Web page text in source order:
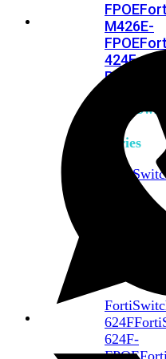
FPOE
M426E-
FPOE
424F-
POE
500
Series
FortiSwitch
624F
624F-
FPOE